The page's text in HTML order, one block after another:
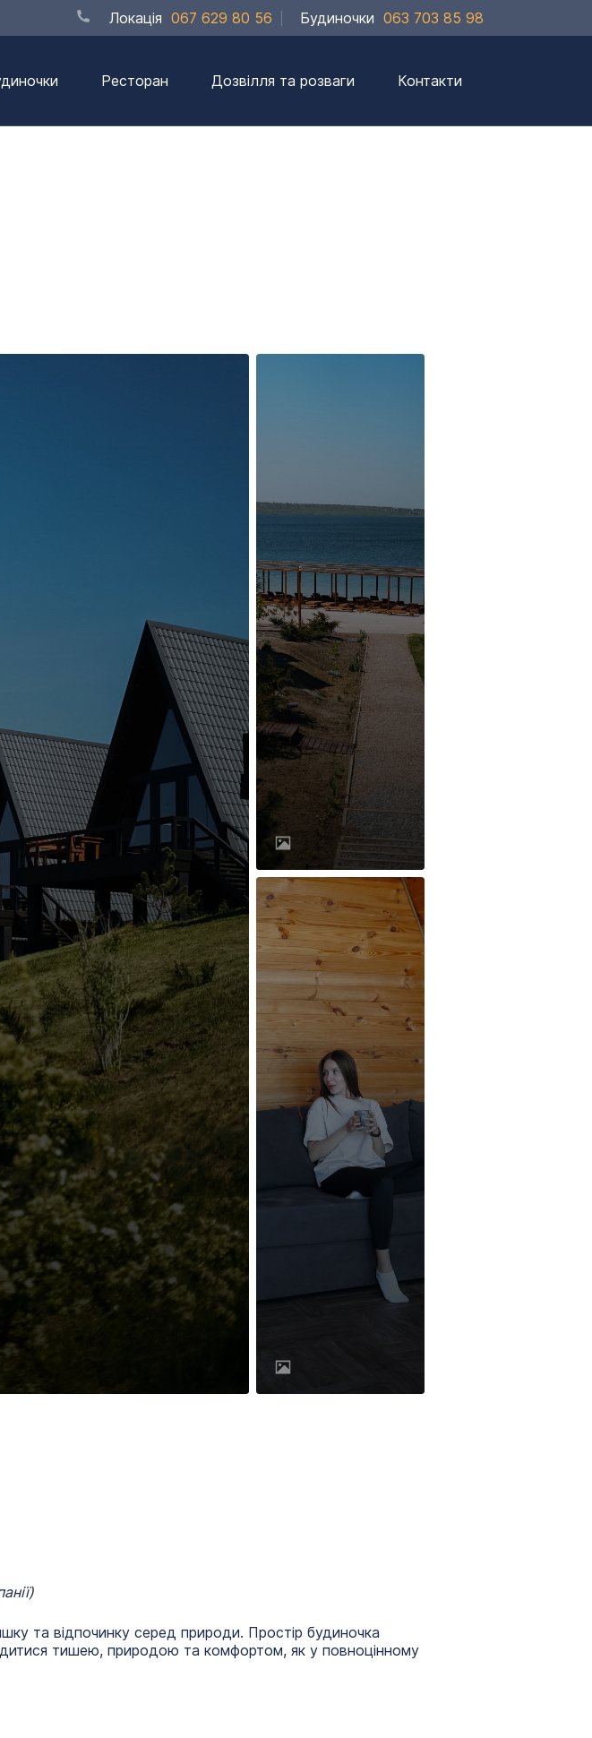
Локація 067 629 80 56 Будиночки 063 703 85 98
Ресторан Дозвілля та розваги Контакти
та відпочинку серед природи. Простір будиночка
тишею, природою та комфортом, як у повноцінному